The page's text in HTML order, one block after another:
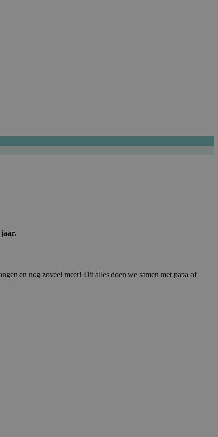
jaar.
en nog zoveel meer! Dit alles doen we samen met papa of